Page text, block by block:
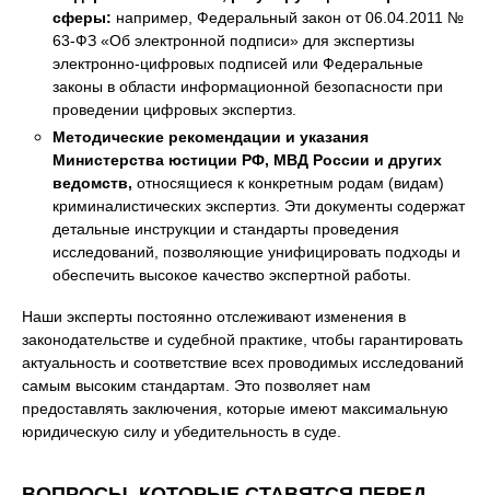
сферы: например, Федеральный закон от 06.04.2011 №
63-ФЗ «Об электронной подписи» для экспертизы
электронно-цифровых подписей или Федеральные
законы в области информационной безопасности при
проведении цифровых экспертиз.
Методические рекомендации и указания
Министерства юстиции РФ, МВД России и других
ведомств, относящиеся к конкретным родам (видам)
криминалистических экспертиз. Эти документы содержат
детальные инструкции и стандарты проведения
исследований, позволяющие унифицировать подходы и
обеспечить высокое качество экспертной работы.
Наши эксперты постоянно отслеживают изменения в
законодательстве и судебной практике, чтобы гарантировать
актуальность и соответствие всех проводимых исследований
самым высоким стандартам. Это позволяет нам
предоставлять заключения, которые имеют максимальную
юридическую силу и убедительность в суде.